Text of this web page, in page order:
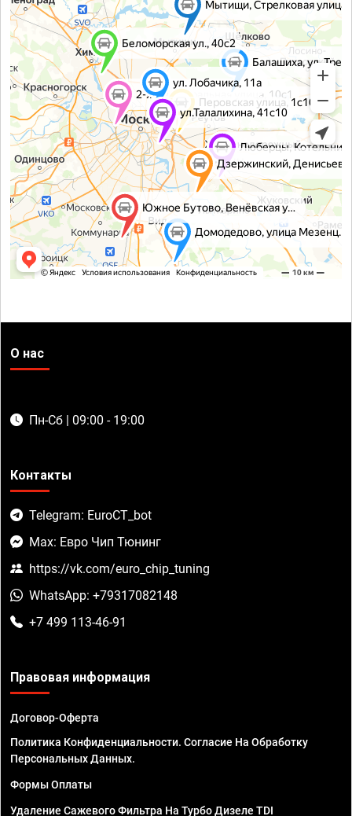
О нас
Пн-Сб | 09:00 - 19:00
Контакты
Telegram: EuroCT_bot
Max: Евро Чип Тюнинг
https://vk.com/euro_chip_tuning
WhatsApp: +79317082148
+7 499 113-46-91
Правовая информация
Договор-Оферта
Политика Конфиденциальности. Согласие На Обработку
Персональных Данных.
Формы Оплаты
Удаление Сажевого Фильтра На Турбо Дизеле TDI